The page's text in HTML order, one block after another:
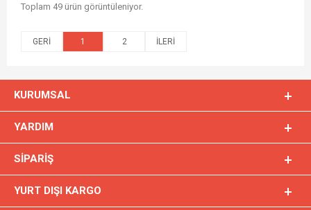
Toplam 49 ürün görüntüleniyor.
1 2
KURUMSAL
YARDIM
SIPARIŞ
YURT DIŞI KARGO